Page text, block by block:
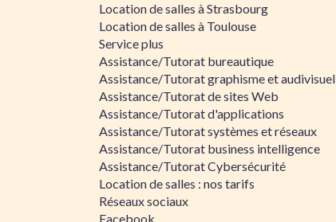
Location de salles à Strasbourg
Location de salles à Toulouse
Service plus
Assistance/Tutorat bureautique
Assistance/Tutorat graphisme et audivisuel
Assistance/Tutorat de sites Web
Assistance/Tutorat d'applications
Assistance/Tutorat systèmes et réseaux
Assistance/Tutorat business intelligence
Assistance/Tutorat Cybersécurité
Location de salles : nos tarifs
Réseaux sociaux
Facebook